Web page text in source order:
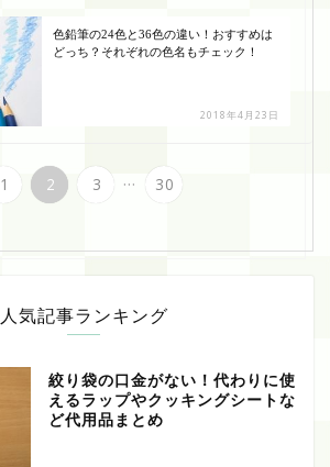
色鉛筆の24色と36色の違い！おすすめは
どっち？それぞれの色名もチェック！
2018年4月23日
1 2 3 ... 30
人気記事ランキング
絞り袋の口金がない！代わりに使
えるラップやクッキングシートな
ど代用品まとめ